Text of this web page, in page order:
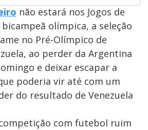
não estará nos Jogos de
bicampeã olímpica, a seleção
no Pré-Olímpico de
ao perder da Argentina
e deixar escapar a
poderia vir até com um
do resultado de Venezuela
com futebol ruim